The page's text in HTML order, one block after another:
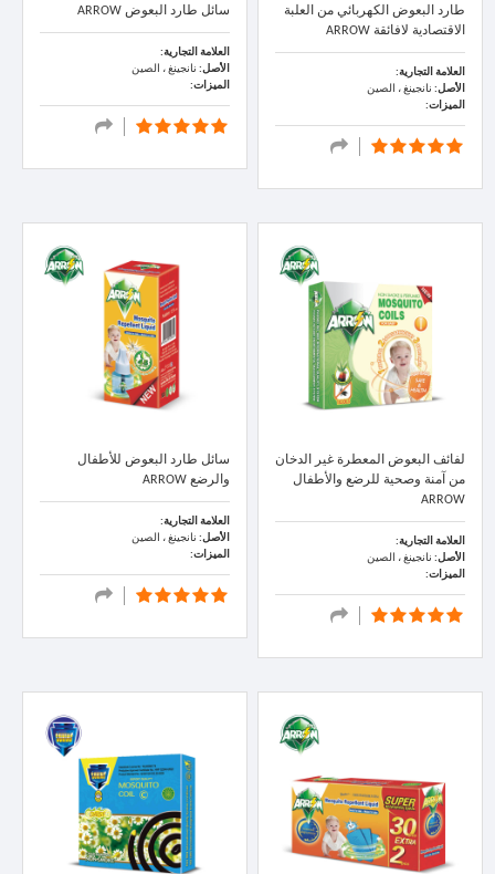
طارد البعوض الكهربائي من العلبة
الاقتصادية لافائقة ARROW
العلامة التجارية:
الأصل: نانجينغ ، الصين
الميزات:
سائل طارد البعوض ARROW
العلامة التجارية:
الأصل: نانجينغ ، الصين
الميزات:
لفائف البعوض المعطرة غير الدخان
من آمنة وصحية للرضع والأطفال
ARROW
العلامة التجارية:
الأصل: نانجينغ ، الصين
الميزات:
سائل طارد البعوض للأطفال
والرضع ARROW
العلامة التجارية:
الأصل: نانجينغ ، الصين
الميزات: